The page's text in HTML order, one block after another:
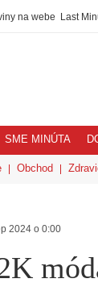
na webe Last
SME MINÚTA
Obchod
2024 o 0:00